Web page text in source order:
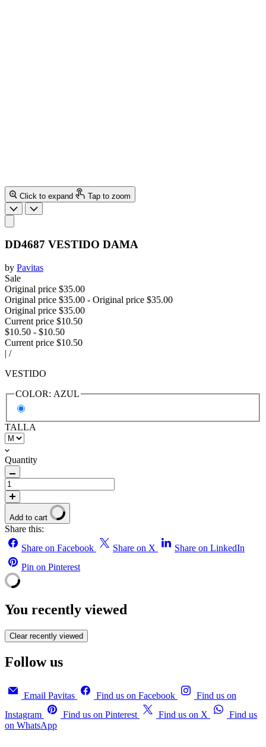
Click to expand Tap to zoom
DD4687 VESTIDO DAMA
by Pavitas
Sale
Original price $35.00
Original price $35.00 - Original price $35.00
Original price $35.00
Current price $10.50
$10.50 - $10.50
Current price $10.50
| /
VESTIDO
COLOR: AZUL
TALLA
Quantity
Add to cart
Share this:
Share on Facebook
Share on X
Share on LinkedIn
Pin on Pinterest
You recently viewed
Clear recently viewed
Follow us
Email Pavitas Find us on Facebook
Find us on
Instagram
Find us on Pinterest Find us on X
Find us
on WhatsApp